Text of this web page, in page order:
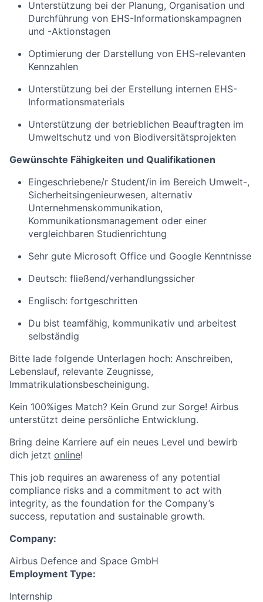
Unterstützung bei der Planung, Organisation und
Durchführung von EHS-Informationskampagnen
und -Aktionstagen
Optimierung der Darstellung von EHS-relevanten
Kennzahlen
Unterstützung bei der Erstellung internen EHS-
Informationsmaterials
Unterstützung der betrieblichen Beauftragten im
Umweltschutz und von Biodiversitätsprojekten
Gewünschte Fähigkeiten und Qualifikationen
Eingeschriebene/r Student/in im Bereich Umwelt-,
Sicherheitsingenieurwesen, alternativ
Unternehmenskommunikation,
Kommunikationsmanagement oder einer
vergleichbaren Studienrichtung
Sehr gute Microsoft Office und Google Kenntnisse
Deutsch: fließend/verhandlungssicher
Englisch: fortgeschritten
Du bist teamfähig, kommunikativ und arbeitest
selbständig
Bitte lade folgende Unterlagen hoch: Anschreiben,
Lebenslauf, relevante Zeugnisse,
Immatrikulationsbescheinigung.
Kein 100%iges Match? Kein Grund zur Sorge! Airbus
unterstützt deine persönliche Entwicklung.
Bring deine Karriere auf ein neues Level und bewirb
dich jetzt online!
This job requires an awareness of any potential
compliance risks and a commitment to act with
integrity, as the foundation for the Company’s
success, reputation and sustainable growth.
Company:
Airbus Defence and Space GmbH
Employment Type:
Internship